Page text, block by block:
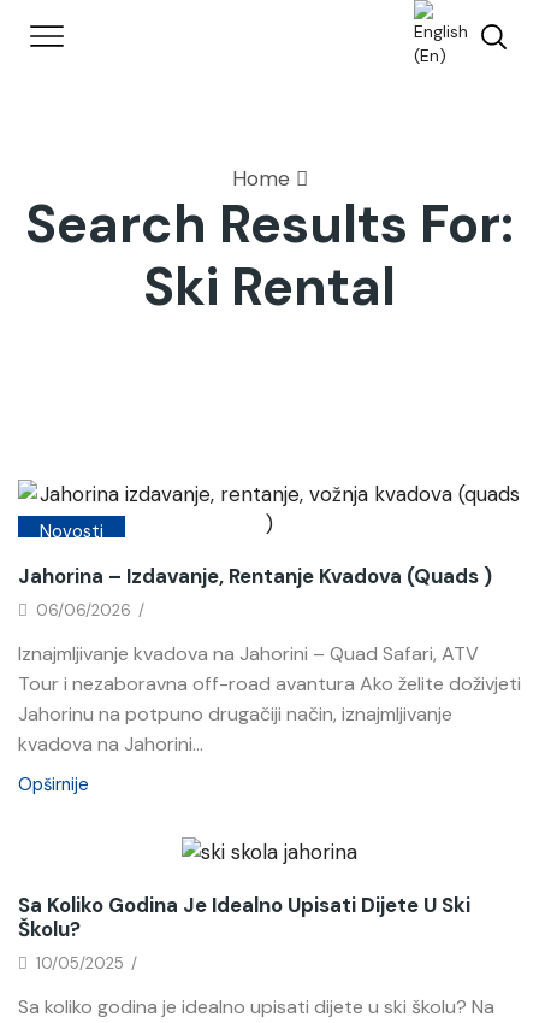
Home
Search Results For:
Ski Rental
Novosti
Jahorina – Izdavanje, Rentanje Kvadova (quads )
06/06/2026 /
Iznajmljivanje kvadova na Jahorini – Quad Safari, ATV
Tour i nezaboravna off-road avantura Ako želite doživjeti
Jahorinu na potpuno drugačiji način, iznajmljivanje
kvadova na Jahorini...
Opširnije
Sa Koliko Godina Je Idealno Upisati Dijete U Ski
Školu?
10/05/2025 /
Sa koliko godina je idealno upisati dijete u ski školu? Na